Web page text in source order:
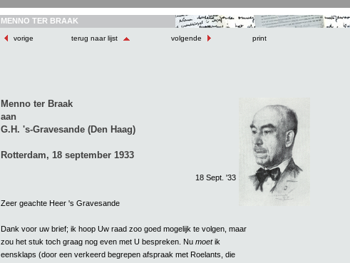
MENNO TER BRAAK
vorige terug naar lijst volgende print
Menno ter Braak
aan
G.H. 's-Gravesande (Den Haag)
Rotterdam, 18 september 1933
18 Sept. '33
Zeer geachte Heer 's Gravesande
Dank voor uw brief; ik hoop Uw raad zoo goed mogelijk te volgen, maar
zou het stuk toch graag nog even met U bespreken. Nu moetik
eensklaps (door een verkeerd begrepen afspraak met Roelants, die